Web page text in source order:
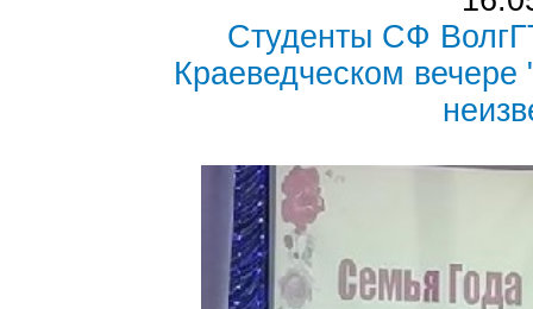
Студенты СФ
Краеведческом